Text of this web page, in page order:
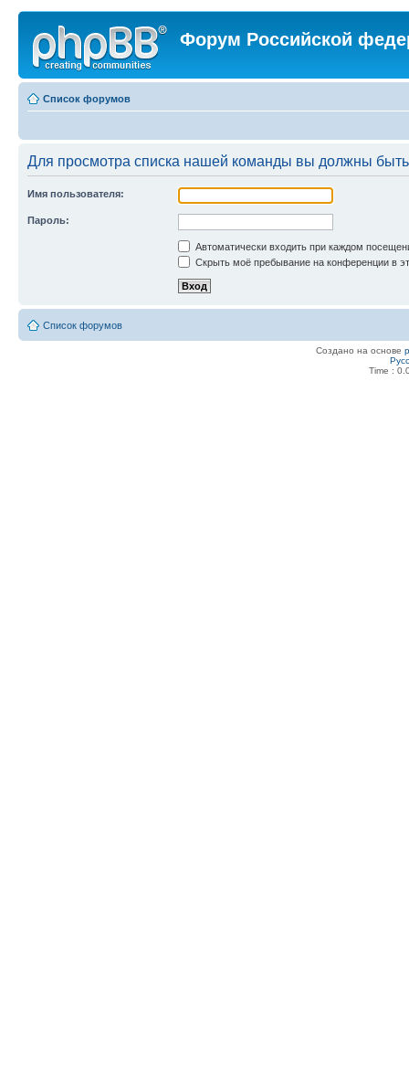
Форум Российской
Список форумов
Для просмотра списка нашей команды вы должны
Имя пользователя:
Пароль:
Автоматически входить при каждом
Скрыть моё пребывание на конференции в
Список форумов
Создано на основе
Time :